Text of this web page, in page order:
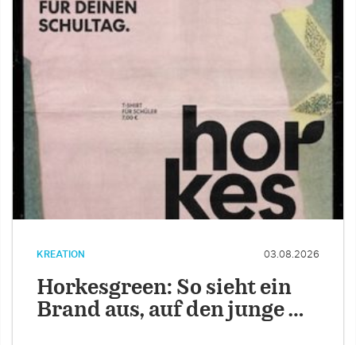
KREATION 03.08.2026
Horkesgreen: So sieht ein
Brand aus, auf den junge …